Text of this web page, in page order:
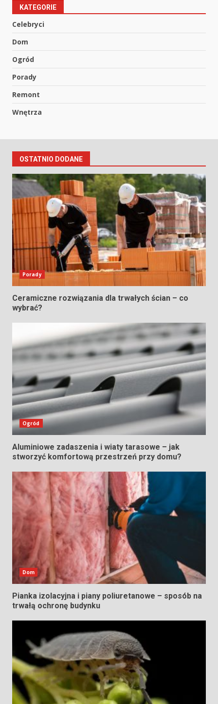
KATEGORIE
Celebryci
Dom
Ogród
Porady
Remont
Wnętrza
OSTATNIO DODANE
Porady
Ceramiczne rozwiązania dla trwałych ścian – co
wybrać?
Ogród
Aluminiowe zadaszenia i wiaty tarasowe – jak
stworzyć komfortową przestrzeń przy domu?
Dom
Pianka izolacyjna i piany poliuretanowe – sposób na
trwałą ochronę budynku